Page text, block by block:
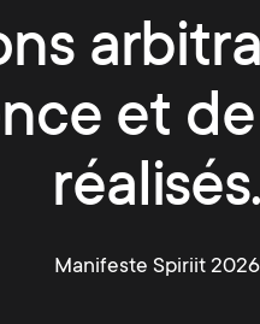
et
réalisés.
Manifeste Spiriit 2026